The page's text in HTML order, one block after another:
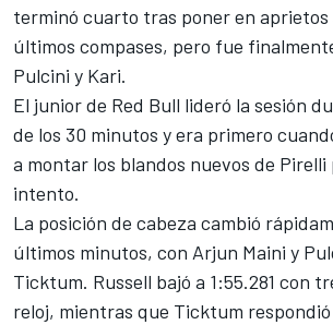
terminó cuarto tras poner en aprietos
últimos compases, pero fue
Pulcini y Kari.
El junior de Red Bull lideró la sesión
de los 30 minutos y era primero
a montar los blandos nuevos de
intento.
La posición de cabeza cambió
últimos minutos, con Arjun Maini y
Ticktum. Russell bajó a 1:55.281 con
reloj, mientras que Ticktum